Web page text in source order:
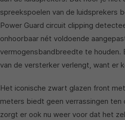
spreekspoelen van de luidsprekers
Power Guard circuit clipping
onhoorbaar nét voldoende
vermogensbandbreedte te houden.
van de versterker verlengt, want er
Het iconische zwart glazen front
meters biedt geen verrassingen ten
zorgt er ook nu weer voor dat het